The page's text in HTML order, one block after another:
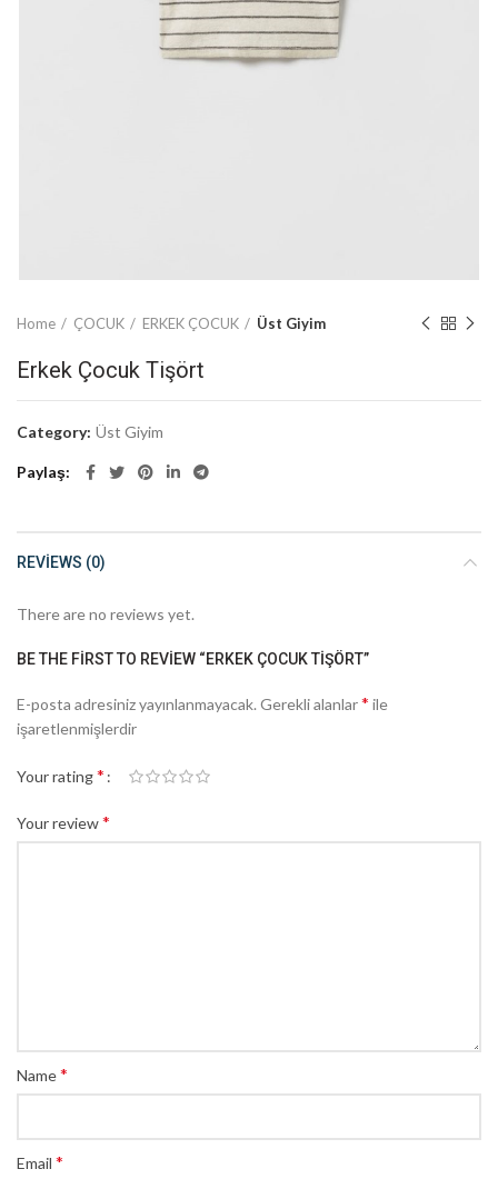
Home ÇOCUK ERKEK ÇOCUK Üst Giyim
Erkek Çocuk Tişört
Category: Üst Giyim
Paylaş
REVIEWS (0)
There are no reviews yet.
BE THE FIRST TO REVIEW “ERKEK ÇOCUK TIŞÖRT”
E-posta adresiniz yayınlanmayacak. Gerekli alanlar* ile
işaretlenmişlerdir
Your rating*
Your review*
Name*
Email *